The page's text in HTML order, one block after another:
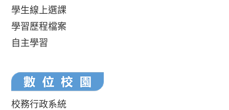
學生線上選課
學習歷程檔案
自主學習
校務行政系統